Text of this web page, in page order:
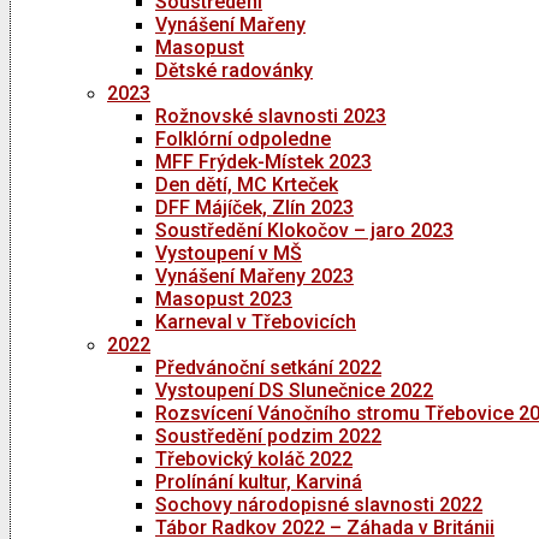
Vynášení Mařeny
Masopust
Dětské radovánky
2023
Rožnovské slavnosti 2023
Folklórní odpoledne
MFF Frýdek-Místek 2023
Den dětí, MC Krteček
DFF Májíček, Zlín 2023
Soustředění Klokočov – jaro 2023
Vystoupení v MŠ
Vynášení Mařeny 2023
Masopust 2023
Karneval v Třebovicích
2022
Předvánoční setkání 2022
Vystoupení DS Slunečnice 2022
Rozsvícení Vánočního stromu Třebovice
Soustředění podzim 2022
Třebovický koláč 2022
Prolínání kultur, Karviná
Sochovy národopisné slavnosti 2022
Tábor Radkov 2022 – Záhada v Británii